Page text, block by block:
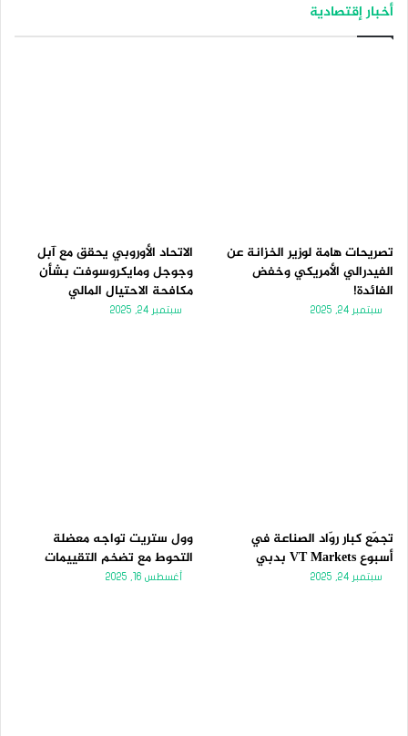
أخبار إقتصادية
تصريحات هامة لوزير الخزانة عن
الفيدرالي الأمريكي وخفض
الفائدة!
سبتمبر 24, 2025
الاتحاد الأوروبي يحقق مع آبل
وجوجل ومايكروسوفت بشأن
مكافحة الاحتيال المالي
سبتمبر 24, 2025
تجمّع كبار روّاد الصناعة في
أسبوع VT Markets بدبي
سبتمبر 24, 2025
وول ستريت تواجه معضلة
التحوط مع تضخم التقييمات
أغسطس 16, 2025